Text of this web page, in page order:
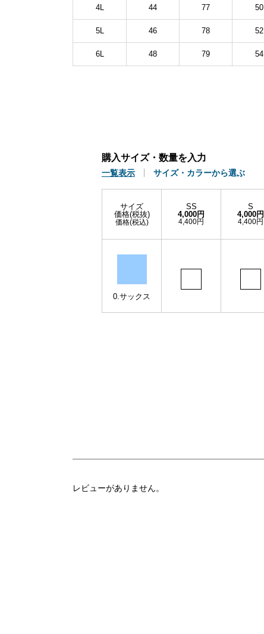
4L 44 77 50
5L 46 78 52
6L 48 79 54
購入サイズ・数量を入力
一覧表示 サイズ・カラーから選ぶ
サイズ
価格(税抜)
価格(税込)
SS
4,000円
4,400円
S
4,000円
4,400円
0.サックス
レビューがありません。